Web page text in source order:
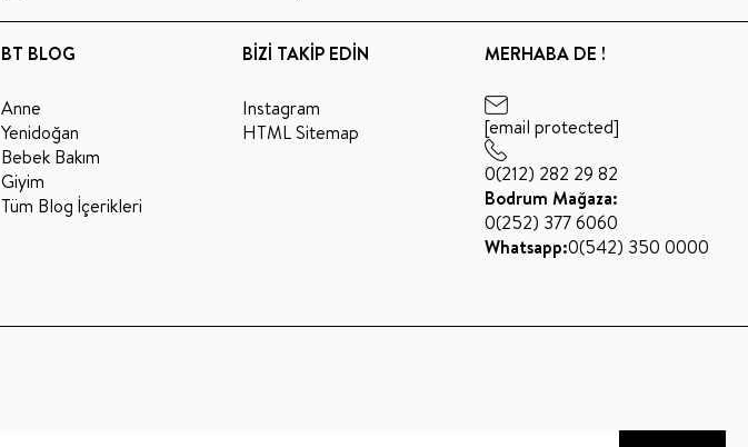
BT BLOG
Anne
Yenidoğan
Bebek Bakım
Giyim
Tüm Blog İçerikleri
BİZİ TAKİP EDİN
Instagram
HTML Sitemap
MERHABA DE !
[email protected]
0(212) 282 29 82
Bodrum Mağaza:
0(252) 377 6060
Whatsapp:0(542) 350 0000